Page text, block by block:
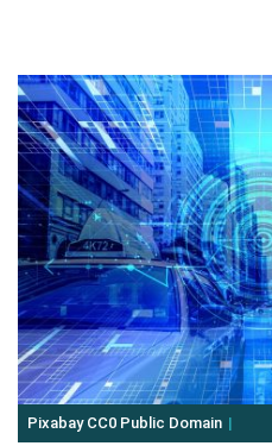
Pixabay CC0 Public Domain